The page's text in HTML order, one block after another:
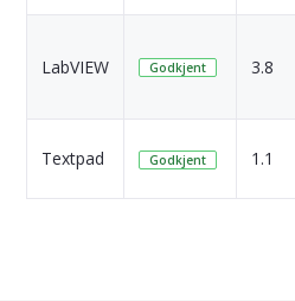
LabVIEW Godkjent 3.8
Textpad Godkjent 1.1